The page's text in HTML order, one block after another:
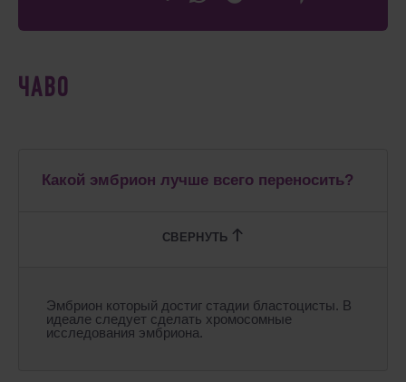
ЧАВО
Какой эмбрион лучше всего переносить?
Эмбрион который достиг стадии бластоцисты. В
идеале следует сделать хромосомные
исследования эмбриона.